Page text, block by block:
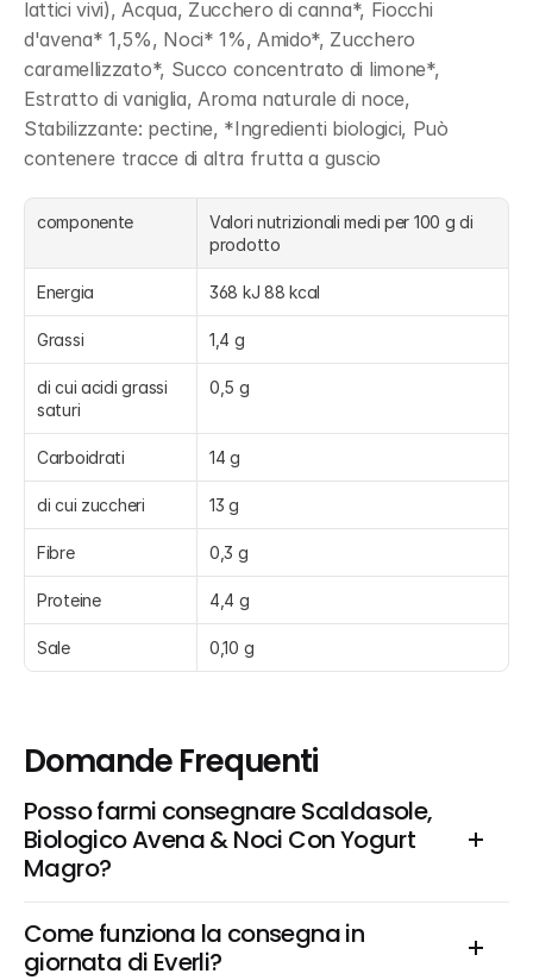
lattici vivi), Acqua, Zucchero di canna*, Fiocchi
d'avena* 1,5%, Noci* 1%, Amido*, Zucchero
caramellizzato*, Succo concentrato di limone*,
Estratto di vaniglia, Aroma naturale di noce,
Stabilizzante: pectine, *Ingredienti biologici, Può
contenere tracce di altra frutta a guscio
componente
Valori nutrizionali medi per 100 g di
prodotto
Energia 368 kJ 88 kcal
Grassi 1,4 g
di cui acidi grassi
saturi
0,5 g
Carboidrati 14 g
di cui zuccheri 13 g
Fibre 0,3 g
Proteine 4,4 g
Sale 0,10 g
Domande Frequenti
Posso farmi consegnare Scaldasole,
Biologico Avena & Noci Con Yogurt
Magro?
Come funziona la consegna in
giornata di Everli?